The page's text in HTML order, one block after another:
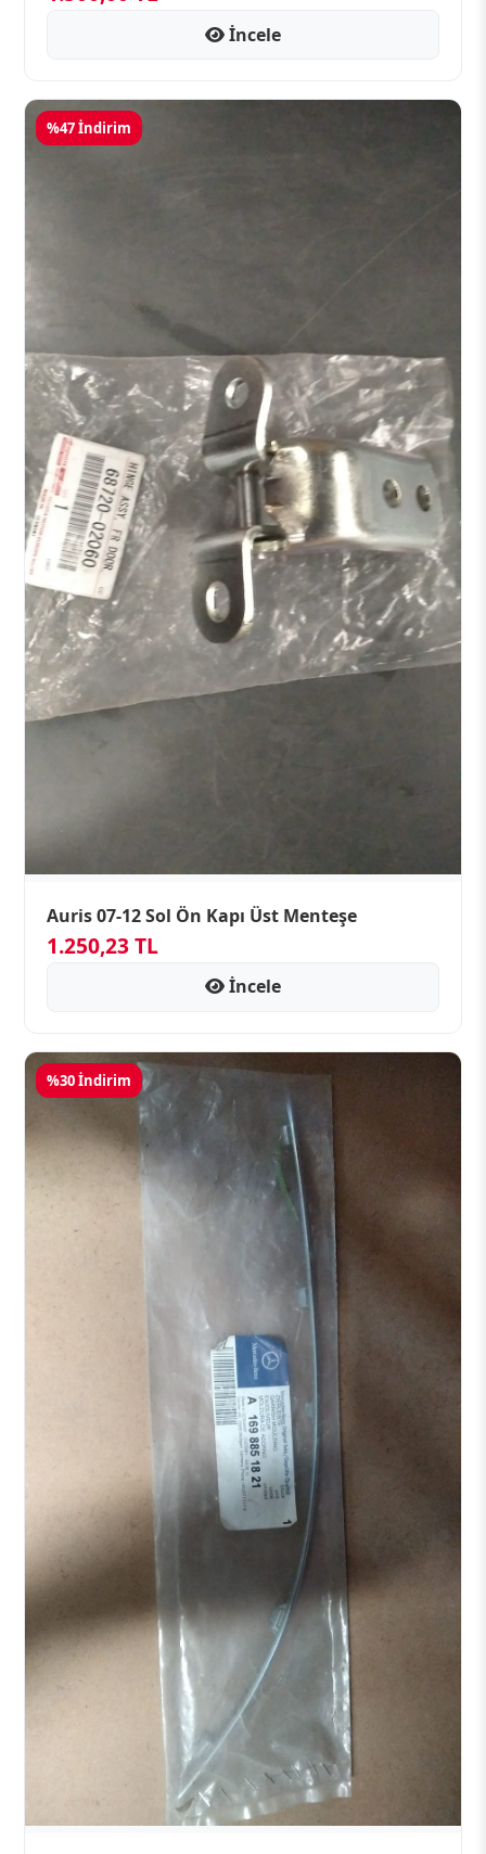
İncele
%47 İndirim
Auris 07-12 Sol Ön Kapı Üst Menteşe
1.250,23 TL
İncele
%30 İndirim